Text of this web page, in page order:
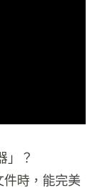
」？
件時，能完美